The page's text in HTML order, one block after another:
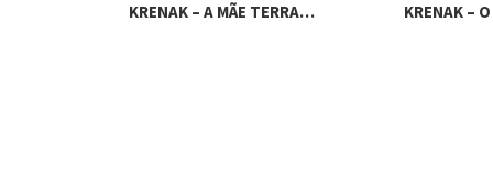
KRENAK – A MÃE TERRA… KRENAK –